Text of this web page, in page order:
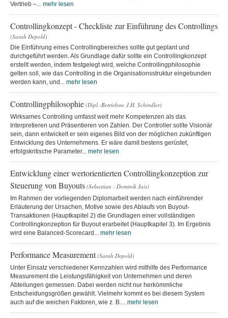
Vertrieb –... mehr lesen
Controllingkonzept - Checkliste zur Einführung des Controllings
(Sarah Depold)
Die Einführung eines Controllingbereiches sollte gut geplant und
durchgeführt werden. Als Grundlage dafür sollte ein Controllingkonzept
erstellt werden, indem festgelegt wird, welche Controllingphilosophie
gelten soll, wie das Controlling in die Organisationsstruktur eingebunden
werden kann, und... mehr lesen
Controllingphilosophie (Dipl.-Betriebsw. J.H. Schindler)
Wirksames Controlling umfasst weit mehr Kompetenzen als das
Interpretieren und Präsentieren von Zahlen. Der Controller sollte Visionär
sein, dann entwickelt er sein eigenes Bild von der möglichen zukünftigen
Entwicklung des Unternehmens. Er wäre damit bestens gerüstet,
erfolgskritische Parameter... mehr lesen
Entwicklung einer wertorientierten Controllingkonzeption zur
Steuerung von Buyouts (Sebastian - Dominik Jais)
Im Rahmen der vorliegenden Diplomarbeit werden nach einführender
Erläuterung der Ursachen, Motive sowie des Ablaufs von Buyout-
Transaktionen (Hauptkapitel 2) die Grundlagen einer vollständigen
Controllingkonzeption für Buyout erarbeitet (Hauptkapitel 3). Im Ergebnis
wird eine Balanced-Scorecard... mehr lesen
Performance Measurement (Sarah Depold)
Unter Einsatz verschiedener Kennzahlen wird mithilfe des Performance
Measurement die Leistungsfähigkeit von Unternehmen und deren
Abteilungen gemessen. Dabei werden nicht nur herkömmliche
Entscheidungsgrößen gewählt. Vielmehr kommt es bei diesem System
auch auf die weichen Faktoren, wie z. B.... mehr lesen